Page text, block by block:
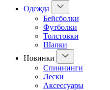
Одежда
Бейсболки
Футболки
Толстовки
Шапки
Новинки
Спиннинги
Лески
Аксессуары